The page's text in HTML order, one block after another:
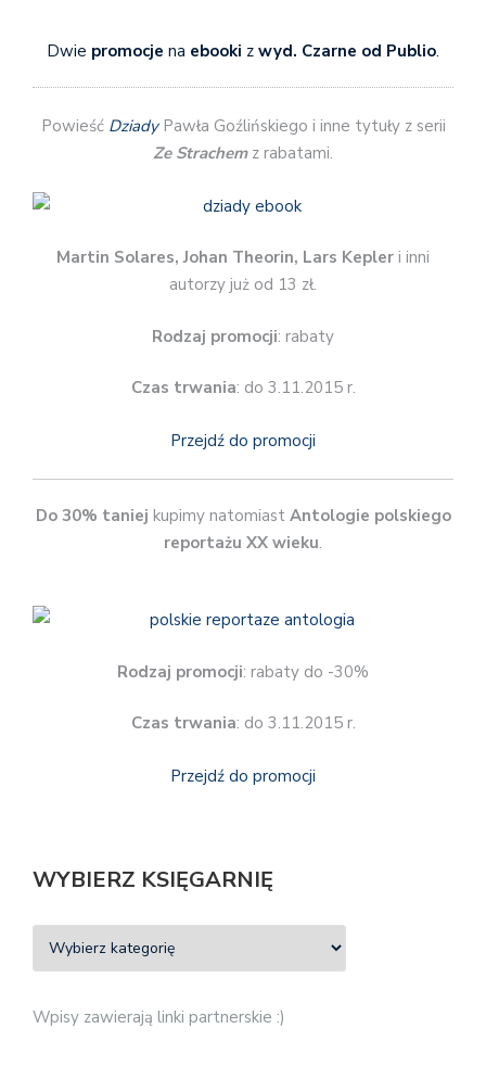
Dwie promocje na ebooki z wyd. Czarne od Publio.
Powieść DziadyPawła Goźlińskiego i inne tytuły z serii
Ze Strachemz rabatami.
Martin Solares, Johan Theorin, Lars Kepler i inni
autorzy już od 13 zł.
Rodzaj promocji: rabaty
Czas trwania: do 3.11.2015 r.
Przejdź do promocji
Do 30% taniej kupimy natomiast Antologie polskiego
reportażu XX wieku.
Rodzaj promocji: rabaty do -30%
Czas trwania: do 3.11.2015 r.
Przejdź do promocji
WYBIERZ KSIĘGARNIĘ
Wpisy zawierają linki partnerskie :)